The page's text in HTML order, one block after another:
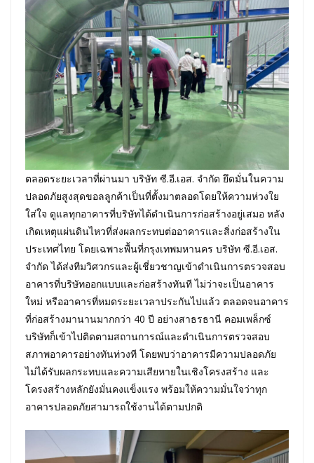
ตลอดระยะเวลาที่ผ่านมา บริษัท ซี.อี.เอส. จำกัด ยึดมั่นในความ
ปลอดภัยสูงสุดขอลลูกค้าเป็นที่ตั้งมาตลอดโดยให้ความห่วงใย
ใส่ใจ ดูแลทุกอาคารที่บริษัทได้ดำเนินการก่อสร้างอยู่เสมอ หลัง
เกิดเหตุแผ่นดินไหวที่ส่งผลกระทบต่ออาคารและสิ่งก่อสร้างใน
ประเทศไทย โดยเฉพาะพื้นที่กรุงเทพมหานคร บริษัท ซี.อี.เอส.
จำกัด ได้ส่งทีมวิศวกรและผู้เชี่ยวชาญเข้าดำเนินการตรวจสอบ
อาคารที่บริษัทออกแบบและก่อสร้างทันที ไม่ว่าจะเป็นอาคาร
ใหม่ หรืออาคารที่หมดระยะเวลาประกันไปแล้ว ตลอดจนอาคาร
ที่ก่อสร้างมานานมากกว่า 40 ปี อย่างสาธรธานี คอมเพล็กซ์
บริษัทก็เข้าไปติดตามสถานการณ์และดำเนินการตรวจสอบ
สภาพอาคารอย่างทันท่วงที โดยพบว่าอาคารมีความปลอดภัย
ไม่ได้รับผลกระทบและความเสียหายในเชิงโครงสร้าง และ
โครงสร้างหลักยังมั่นคงแข็งแรง พร้อมให้ความมั่นใจว่าทุก
อาคารปลอดภัยสามารถใช้งานได้ตามปกติ